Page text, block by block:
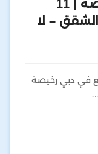
شقق للبيع في دبي رخيصة | 11
– لا
في دبي رخيصة